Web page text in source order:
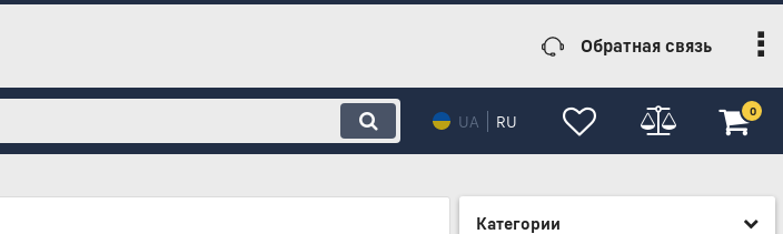
Обратная связь
RU
UA
0
Категории